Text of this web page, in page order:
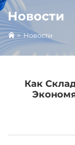
Новости
>Новости
Как